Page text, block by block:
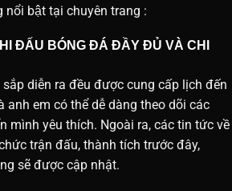
nổi bật tại chuyên trang :
ĐẤU BÓNG ĐÁ ĐẦY ĐỦ VÀ CHI
diễn ra đều được cung cấp lịch đến
anh em có thể dễ dàng theo dõi các
mình yêu thích. Ngoài ra, các tin tức về
trận đấu, thành tích trước đây,
sẽ được cập nhật.